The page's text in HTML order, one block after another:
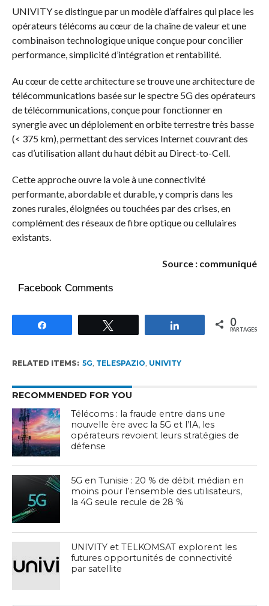
UNIVITY se distingue par un modèle d’affaires qui place les
opérateurs télécoms au cœur de la chaîne de valeur et une
combinaison technologique unique conçue pour concilier
performance, simplicité d’intégration et rentabilité.
Au cœur de cette architecture se trouve une architecture de
télécommunications basée sur le spectre 5G des opérateurs
de télécommunications, conçue pour fonctionner en
synergie avec un déploiement en orbite terrestre très basse
(< 375 km), permettant des services Internet couvrant des
cas d’utilisation allant du haut débit au Direct-to-Cell.
Cette approche ouvre la voie à une connectivité
performante, abordable et durable, y compris dans les
zones rurales, éloignées ou touchées par des crises, en
complément des réseaux de fibre optique ou cellulaires
existants.
Source : communiqué
Facebook Comments
Partagez 0
PARTAGES
RELATED ITEMS: 5G TELESPAZIO UNIVITY
RECOMMENDED FOR YOU
Télécoms : la fraude entre dans une
nouvelle ère avec la 5G et l’IA, les
opérateurs revoient leurs stratégies de
défense
5G en Tunisie : 20 % de débit médian en
moins pour l’ensemble des utilisateurs,
la 4G seule recule de 28 %
UNIVITY et TELKOMSAT explorent les
futures opportunités de connectivité
par satellite